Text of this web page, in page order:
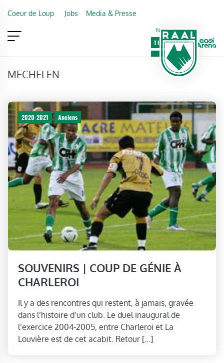
Coeur de Loup Jobs Media & Presse
Newsletter
TICKETING
VIP
FAN SHOP
MECHELEN
2020-2021 Anciens
SOUVENIRS | COUP DE GÉNIE À
CHARLEROI
Il y a des rencontres qui restent, à jamais, gravée
dans l’histoire d’un club. Le duel inaugural de
l’exercice 2004-2005, entre Charleroi et La
Louvière est de cet acabit. Retour […]